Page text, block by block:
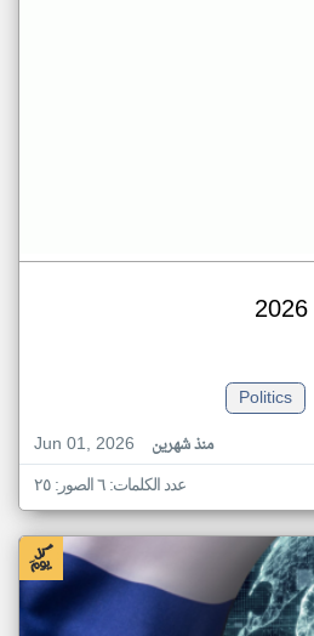
Politics
Jun 01, 2026
منذ شهرين
عدد الكلمات: ٦ الصور: ٢٥